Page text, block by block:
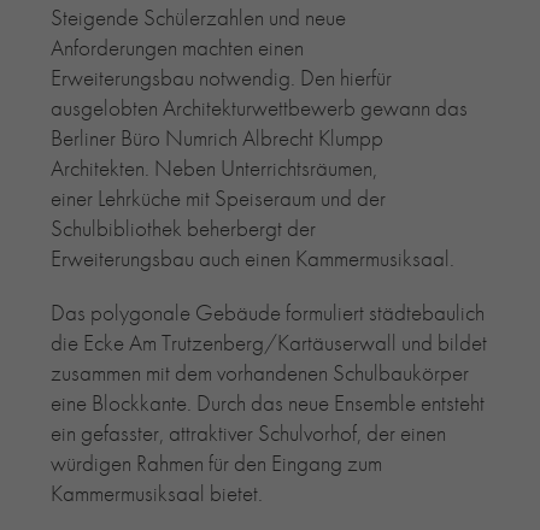
Steigende Schülerzahlen und neue
Anforderungen machten einen
Erweiterungsbau notwendig. Den hierfür
ausgelobten Architekturwettbewerb gewann das
Berliner Büro Numrich Albrecht Klumpp
Architekten. Neben Unterrichtsräumen,
einer Lehrküche mit Speiseraum und der
Schulbibliothek beherbergt der
Erweiterungsbau auch einen Kammermusiksaal.
Das polygonale Gebäude formuliert städtebaulich
die Ecke Am Trutzenberg/Kartäuserwall und bildet
zusammen mit dem vorhandenen Schulbaukörper
eine Blockkante. Durch das neue Ensemble entsteht
ein gefasster, attraktiver Schulvorhof, der einen
würdigen Rahmen für den Eingang zum
Kammermusiksaal bietet.